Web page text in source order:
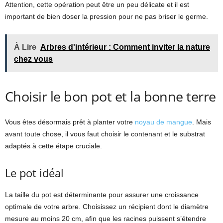
Attention, cette opération peut être un peu délicate et il est
important de bien doser la pression pour ne pas briser le germe.
À Lire Arbres d'intérieur : Comment inviter la nature
chez vous
Choisir le bon pot et la bonne terre
Vous êtes désormais prêt à planter votre noyau de mangue . Mais
avant toute chose, il vous faut choisir le contenant et le substrat
adaptés à cette étape cruciale.
Le pot idéal
La taille du pot est déterminante pour assurer une croissance
optimale de votre arbre. Choisissez un récipient dont le diamètre
mesure au moins 20 cm, afin que les racines puissent s’étendre